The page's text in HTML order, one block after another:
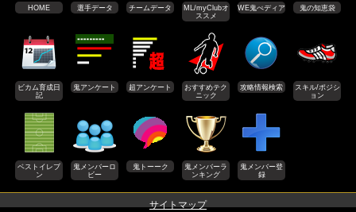
HOME 選手データ チームデータ
ML/myClubオ
ススメ
WE鬼ぺディア 鬼の知恵袋
ビカム育成日
記
鬼アンケート 超アンケート
おすすめテク
ニック
攻略情報検索
スキル/ポジシ
ョン
ベストイレブ
ン
鬼メンバーロ
ビー
鬼トーーク
鬼メンバーラ
ンキング
鬼メンバー登
録
サイトマップ